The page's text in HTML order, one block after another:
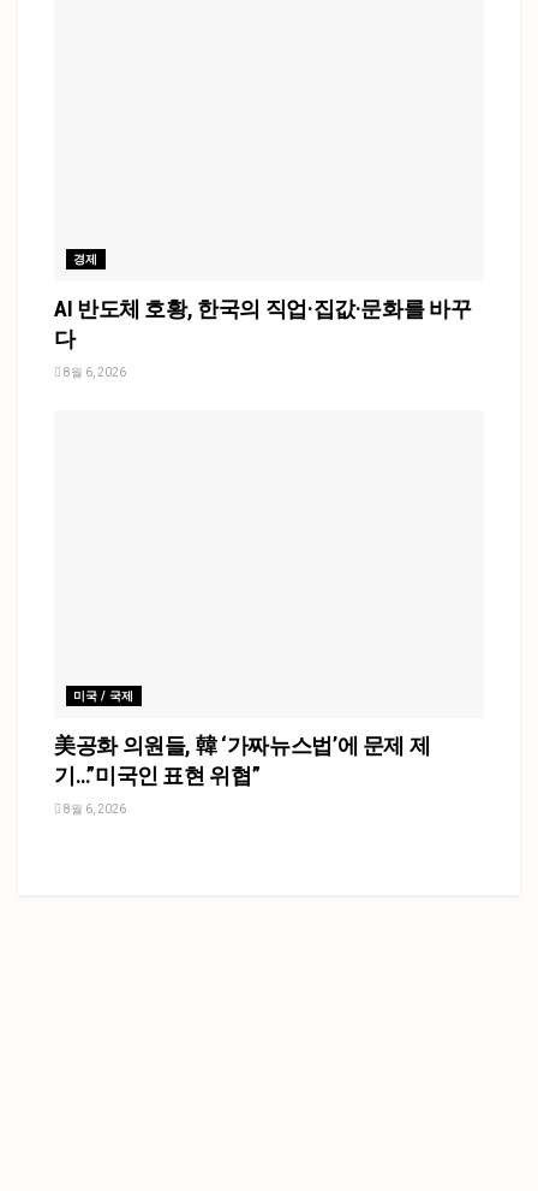
경제
AI 반도체 호황, 한국의 직업·집값·문화를 바꾸
다
8월 6, 2026
미국 / 국제
美공화 의원들, 韓 ‘가짜뉴스법’에 문제 제
기…”미국인 표현 위협”
8월 6, 2026